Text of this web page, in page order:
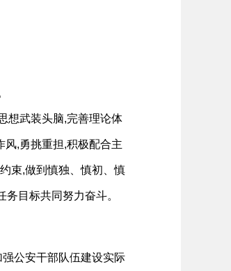
想武装头脑,完善理论体
风,勇挑重担,积极配合主
束,做到慎独、慎初、慎
目标共同努力奋斗。
公安干部队伍建设实际